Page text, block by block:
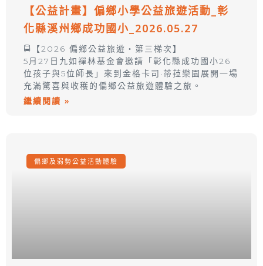
【公益計畫】偏鄉小學公益旅遊活動_彰
化縣溪州鄉成功國小_2026.05.27
🚍【2026 偏鄉公益旅遊・第三梯次】
5月27日九如禪林基金會邀請「彰化縣成功國小26
位孩子與5位師長」來到金格卡司·蒂菈樂園展開一場
充滿驚喜與收穫的偏鄉公益旅遊體驗之旅。
繼續閱讀 »
偏鄉及弱勢公益活動體驗